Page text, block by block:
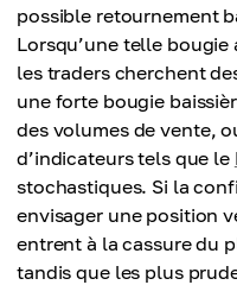
possible retournement
Lorsqu’une telle
les traders cherchent
une forte bougie
des volumes de vente,
d’indicateurs tels que le
stochastiques. Si la
envisager une position
entrent à la cassure du
tandis que les plus